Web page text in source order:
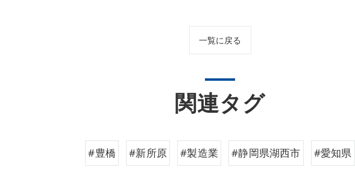
一覧に戻る
関連タグ
#豊橋 #新所原 #製造業 #静岡県湖西市 #愛知県